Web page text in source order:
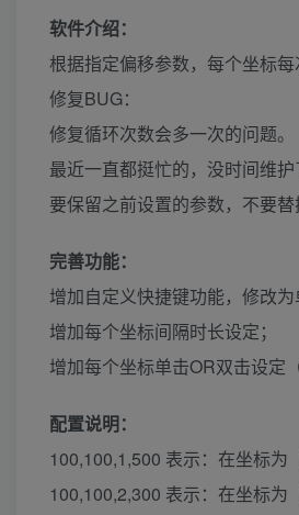
软件介绍：
根据指定偏移参数，每个坐标每
修复BUG：
修复循环次数会多一次的问题。
最近一直都挺忙的，没时间维
要保留之前设置的参数，不要替
完善功能：
增加自定义快捷键功能，修改为
增加每个坐标间隔时长设定；
增加每个坐标单击OR双击设定
配置说明：
100,100,1,500 表示：在坐标
100,100,2,300 表示：在坐标为